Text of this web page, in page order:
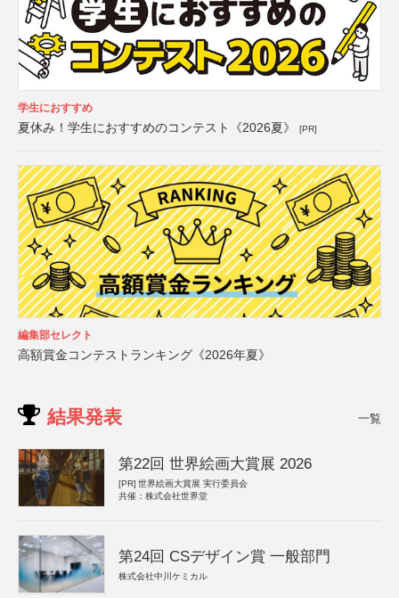
学生におすすめ
夏休み！学生におすすめのコンテスト《2026夏》 [PR]
編集部セレクト
高額賞金コンテストランキング《2026年夏》
結果発表 一覧
第22回 世界絵画大賞展 2026
[PR] 世界絵画大賞展 実行委員会
共催：株式会社世界堂
第24回 CSデザイン賞 一般部門
株式会社中川ケミカル